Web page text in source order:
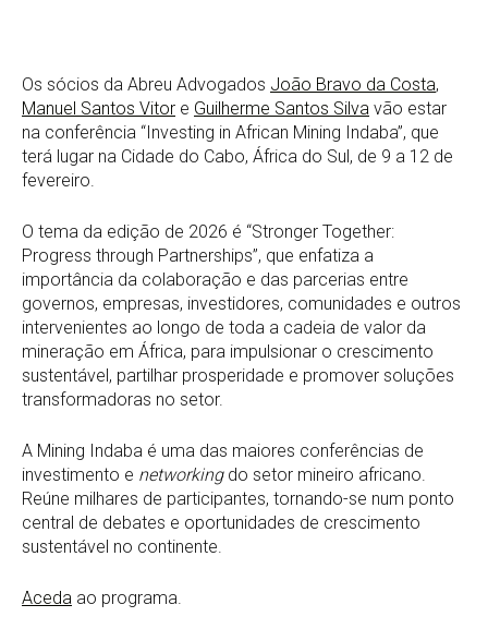
Os sócios da Abreu Advogados João Bravo da Costa,
Manuel Santos Vitor e Guilherme Santos Silva vão estar
na conferência “Investing in African Mining Indaba”, que
terá lugar na Cidade do Cabo, África do Sul, de 9 a 12 de
fevereiro.
O tema da edição de 2026 é “Stronger Together:
Progress through Partnerships”, que enfatiza a
importância da colaboração e das parcerias entre
governos, empresas, investidores, comunidades e outros
intervenientes ao longo de toda a cadeia de valor da
mineração em África, para impulsionar o crescimento
sustentável, partilhar prosperidade e promover soluções
transformadoras no setor.
A Mining Indaba é uma das maiores conferências de
investimento e networkingdo setor mineiro africano.
Reúne milhares de participantes, tornando-se num ponto
central de debates e oportunidades de crescimento
sustentável no continente.
Aceda ao programa.